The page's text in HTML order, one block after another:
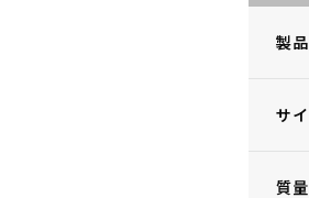
製
サ
質量